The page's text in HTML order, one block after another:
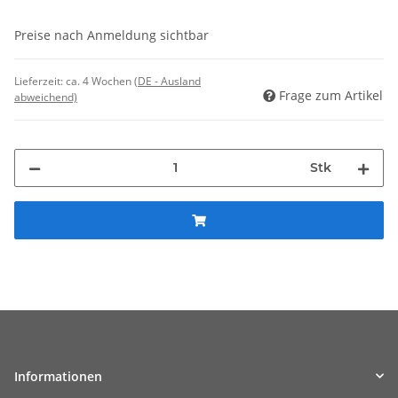
Preise nach Anmeldung sichtbar
Lieferzeit:ca. 4 Wochen(DE - Ausland
abweichend)
Frage zum Artikel
Stk
Informationen